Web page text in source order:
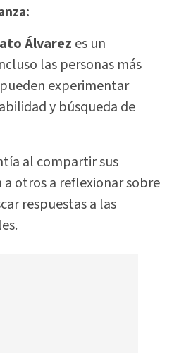
Álvarez es un
las personas más
experimentar
y búsqueda de
al compartir sus
otros a reflexionar sobre
respuestas a las